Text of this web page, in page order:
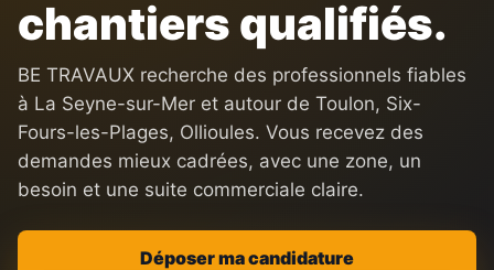
chantiers qualifiés.
BE TRAVAUX recherche des professionnels fiables
à La Seyne-sur-Mer et autour de Toulon, Six-
Fours-les-Plages, Ollioules. Vous recevez des
demandes mieux cadrées, avec une zone, un
besoin et une suite commerciale claire.
Déposer ma candidature